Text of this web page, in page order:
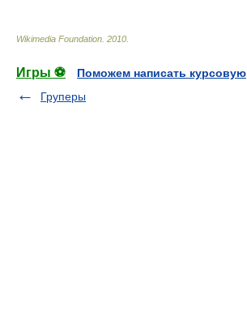
Wikimedia Foundation 2010
Игры ⚽
Поможем написать курсовую
Груперы